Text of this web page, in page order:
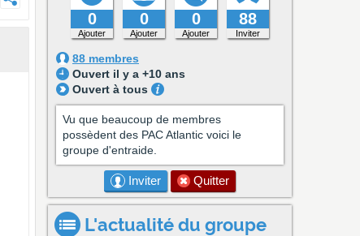
0
Ajouter
0
Ajouter
0
Ajouter
88
Inviter
88 membres
Ouvert il y a +10 ans
Ouvert à tous
Vu que beaucoup de membres
possèdent des PAC Atlantic voici le
groupe d'entraide.
Inviter Quitter
L'actualité du groupe